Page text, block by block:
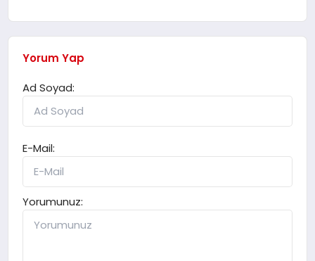
Yorum Yap
Ad Soyad:
E-Mail:
Yorumunuz: